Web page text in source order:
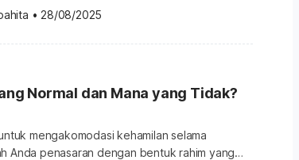
ada beberapa cara untuk mengatasi
terbakar yang bisa Anda coba. Kenapa
panas? Vagina terasa panas memang kerap
• 28/08/2025
Normal dan Mana yang Tidak?
mengakomodasi kehamilan selama
Anda penasaran dengan bentuk rahim yang